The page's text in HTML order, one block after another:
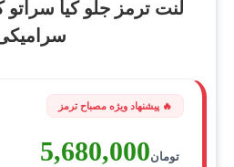
لنت ترمز جلو کیا
تومان5,680,000